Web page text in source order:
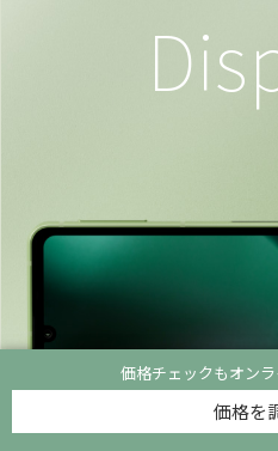
価格チェックもオン
価格を